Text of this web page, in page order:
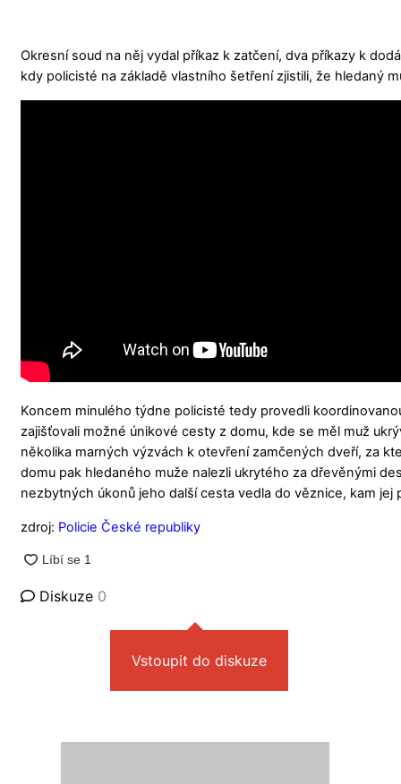
Okresní soud na něj vydal příkaz k zatčení, dva příkazy k
kdy policisté na základě vlastního šetření zjistili, že hledaný
Koncem minulého týdne policisté tedy provedli
zajišťovali možné únikové cesty z domu, kde se měl muž
několika marných výzvách k otevření zamčených dveří, za
domu pak hledaného muže nalezli ukrytého za dřevěnými
nezbytných úkonů jeho další cesta vedla do věznice, kam
zdroj: Policie České republiky
Diskuze 0
Vstoupit do diskuze